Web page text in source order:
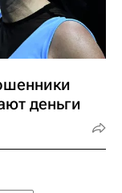
деньги